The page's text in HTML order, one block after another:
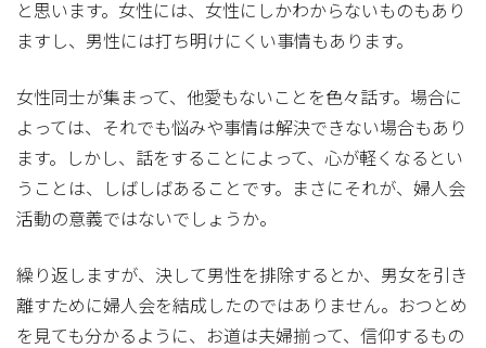
と思います。女性には、女性にしかわからないものもあり
ますし、男性には打ち明けにくい事情もあります。
女性同士が集まって、他愛もないことを色々話す。場合に
よっては、それでも悩みや事情は解決できない場合もあり
ます。しかし、話をすることによって、心が軽くなるとい
うことは、しばしばあることです。まさにそれが、婦人会
活動の意義ではないでしょうか。
繰り返しますが、決して男性を排除するとか、男女を引き
離すために婦人会を結成したのではありません。おつとめ
を見ても分かるように、お道は夫婦揃って、信仰するもの